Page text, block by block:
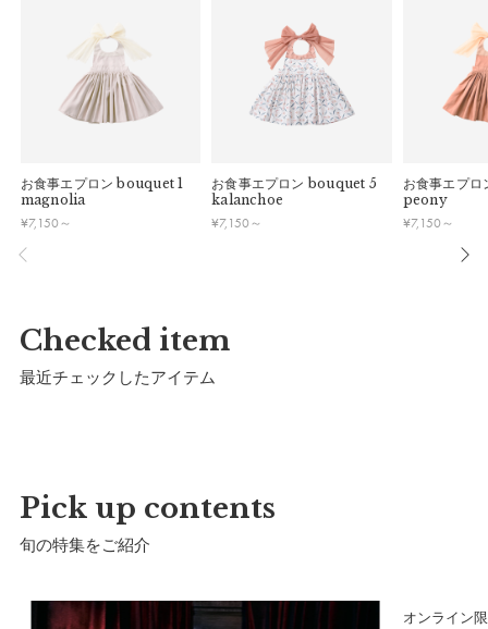
マールマールオリジナルパッケージでお届けいたし
ます。
※予告なくデザインを変更することがあります。
サイズ
サイズ (80-90cm)
b） 肩幅：34cm
お食事エプロン bouquet 1
magnolia
¥7,150～
お食事エプロン bouquet 5
kalanchoe
¥7,150～
お食事エプロ
peony
¥7,150～
Checked item
最近チェックしたアイテム
Pick up contents
旬の特集をご紹介
オンライン